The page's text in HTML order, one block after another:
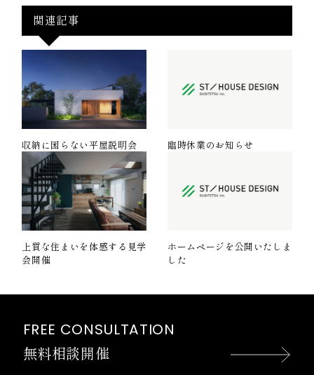
関連記事
収納に困らない平屋説明会 臨時休業のお知らせ
上質な住まいを体感する見学
会開催
ホームページを公開いたしま
した
FREE CONSULTATION
無料相談開催